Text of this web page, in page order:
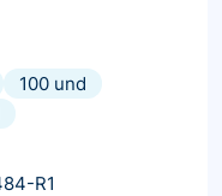
100 und
R1